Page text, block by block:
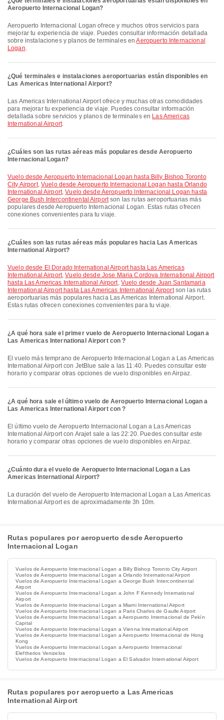
Aeropuerto Internacional Logan?
Aeropuerto Internacional Logan ofrece y muchos otros servicios para
mejorar tu experiencia de viaje. Puedes consultar información detallada
sobre instalaciones y planos de terminales enAeropuerto Internacional
Logan.
¿Qué terminales e instalaciones aeroportuarias están disponibles en
Las Americas International Airport?
Las Americas International Airport ofrece y muchas otras comodidades
para mejorar tu experiencia de viaje. Puedes consultar información
detallada sobre servicios y planos de terminales en Las Americas
International Airport.
¿Cuáles son las rutas aéreas más populares desde Aeropuerto
Internacional Logan?
Vuelo desde Aeropuerto Internacional Logan hasta Billy Bishop Toronto
City Airport, Vuelo desde Aeropuerto Internacional Logan hasta Orlando
International Airport,Vuelo desde Aeropuerto Internacional Logan hasta
George Bush Intercontinental Airportson las rutas aeroportuarias más
populares desde Aeropuerto Internacional Logan. Estas rutas ofrecen
conexiones convenientes para tu viaje.
¿Cuáles son las rutas aéreas más populares hacia Las Americas
International Airport?
Vuelo desde El Dorado International Airport hasta Las Americas
International Airport,Vuelo desde Jose Maria Cordova International Airport
hasta Las Americas International Airport, Vuelo desde Juan Santamaria
International Airport hasta Las Americas International Airportson las rutas
aeroportuarias más populares hacia Las Americas International Airport.
Estas rutas ofrecen conexiones convenientes para tu viaje.
¿A qué hora sale el primer vuelo de Aeropuerto Internacional Logan a
Las Americas International Airport con ?
El vuelo más temprano de Aeropuerto Internacional Logan a Las Americas
International Airport con JetBlue sale a las 11:40. Puedes consultar este
horario y comparar otras opciones de vuelo disponibles en Airpaz.
¿A qué hora sale el último vuelo de Aeropuerto Internacional Logan a
Las Americas International Airport con ?
El último vuelo de Aeropuerto Internacional Logan a Las Americas
International Airport con Arajet sale a las 22:20. Puedes consultar este
horario y comparar otras opciones de vuelo disponibles en Airpaz.
¿Cuánto dura el vuelo de Aeropuerto Internacional Logan a Las
Americas International Airport?
La duración del vuelo de Aeropuerto Internacional Logan a Las Americas
International Airport es de aproximadamente 3h 10m.
Rutas populares por aeropuerto desde Aeropuerto
Internacional Logan
Vuelos de Aeropuerto Internacional Logan a Billy Bishop Toronto City Airport
Vuelos de Aeropuerto Internacional Logan a Orlando International Airport
Vuelos de Aeropuerto Internacional Logan a George Bush Intercontinental
Airport
Vuelos de Aeropuerto Internacional Logan a John F Kennedy International
Airport
Vuelos de Aeropuerto Internacional Logan a Miami International Airport
Vuelos de Aeropuerto Internacional Logan a Paris Charles de Gaulle Airport
Vuelos de Aeropuerto Internacional Logan a Aeropuerto Internacional de Pekín
Capital
Vuelos de Aeropuerto Internacional Logan a Vienna International Airport
Vuelos de Aeropuerto Internacional Logan a Aeropuerto Internacional de Hong
Kong
Vuelos de Aeropuerto Internacional Logan a Aeropuerto Internacional
Eleftherios Venizelos
Vuelos de Aeropuerto Internacional Logan a El Salvador International Airport
Rutas populares por aeropuerto a Las Americas
International Airport